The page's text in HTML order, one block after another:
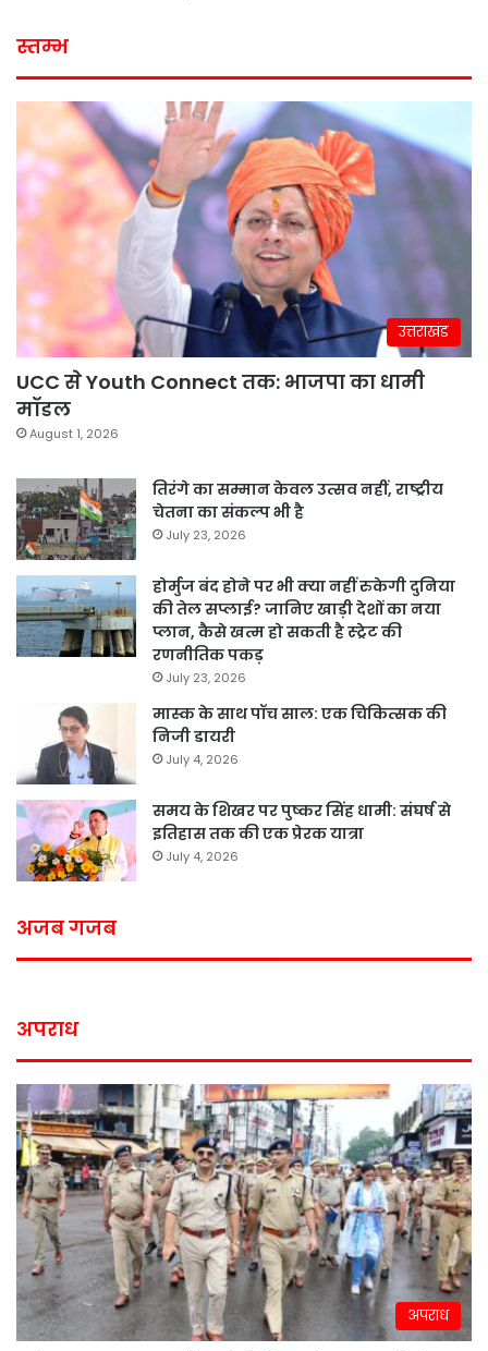
स्तम्भ
उत्तराखंड
UCC से Youth Connect तक: भाजपा का धामी
मॉडल
August 1, 2026
तिरंगे का सम्मान केवल उत्सव नहीं, राष्ट्रीय
चेतना का संकल्प भी है
July 23, 2026
होर्मुज बंद होने पर भी क्या नहीं रुकेगी दुनिया
की तेल सप्लाई? जानिए खाड़ी देशों का नया
प्लान, कैसे खत्म हो सकती है स्ट्रेट की
रणनीतिक पकड़
July 23, 2026
मास्क के साथ पॉच साल: एक चिकित्सक की
निजी डायरी
July 4, 2026
समय के शिखर पर पुष्कर सिंह धामी: संघर्ष से
इतिहास तक की एक प्रेरक यात्रा
July 4, 2026
अजब गजब
अपराध
अपराध